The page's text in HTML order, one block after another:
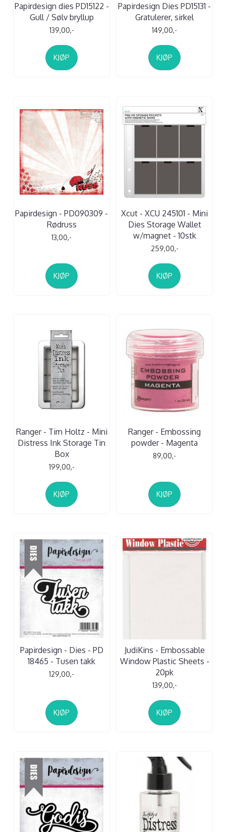
Papirdesign dies PD15122 -
Gull / Sølv bryllup
139,00,-
KJØP
Papirdesign Dies PD15131 -
Gratulerer, sirkel
149,00,-
KJØP
Papirdesign - PD090309 -
Rødruss
13,00,-
KJØP
Xcut - XCU 245101 - Mini
Dies Storage Wallet
w/magnet - 10stk
259,00,-
KJØP
Ranger - Tim Holtz - Mini
Distress Ink Storage Tin
Box
199,00,-
KJØP
Ranger - Embossing
powder - Magenta
89,00,-
KJØP
Papirdesign - Dies - PD
18465 - Tusen takk
129,00,-
KJØP
JudiKins - Embossable
Window Plastic Sheets -
20pk
139,00,-
KJØP